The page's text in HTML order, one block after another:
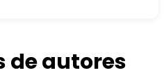
de autores